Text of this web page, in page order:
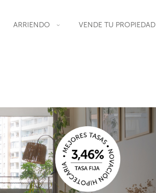
ARRIENDO VENDE TU PROPIEDAD